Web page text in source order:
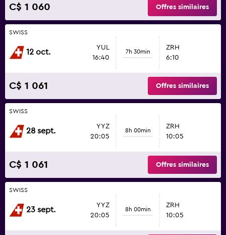
C$ 1 060 Offres similaires
SWISS
12 oct.
YUL
16:40
7h 30min
ZRH
6:10
C$ 1 061 Offres similaires
SWISS
28 sept.
YYZ
20:05
8h 00min
ZRH
10:05
C$ 1 061 Offres similaires
SWISS
23 sept.
YYZ
20:05
8h 00min
ZRH
10:05